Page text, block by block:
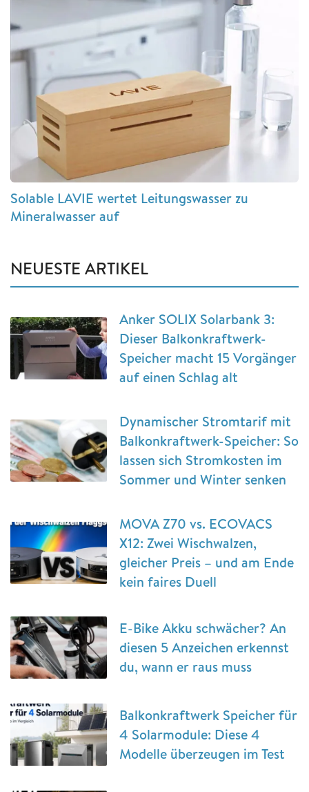
Solable LAVIE wertet Leitungswasser zu
Mineralwasser auf
NEUESTE ARTIKEL
Anker SOLIX Solarbank 3:
Dieser Balkonkraftwerk-
Speicher macht 15 Vorgänger
auf einen Schlag alt
Dynamischer Stromtarif mit
Balkonkraftwerk-Speicher: So
lassen sich Stromkosten im
Sommer und Winter senken
MOVA Z70 vs. ECOVACS
X12: Zwei Wischwalzen,
gleicher Preis – und am Ende
kein faires Duell
E-Bike Akku schwächer? An
diesen 5 Anzeichen erkennst
du, wann er raus muss
Balkonkraftwerk Speicher für
4 Solarmodule: Diese 4
Modelle überzeugen im Test